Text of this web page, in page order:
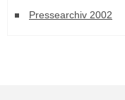
Pressearchiv 2002